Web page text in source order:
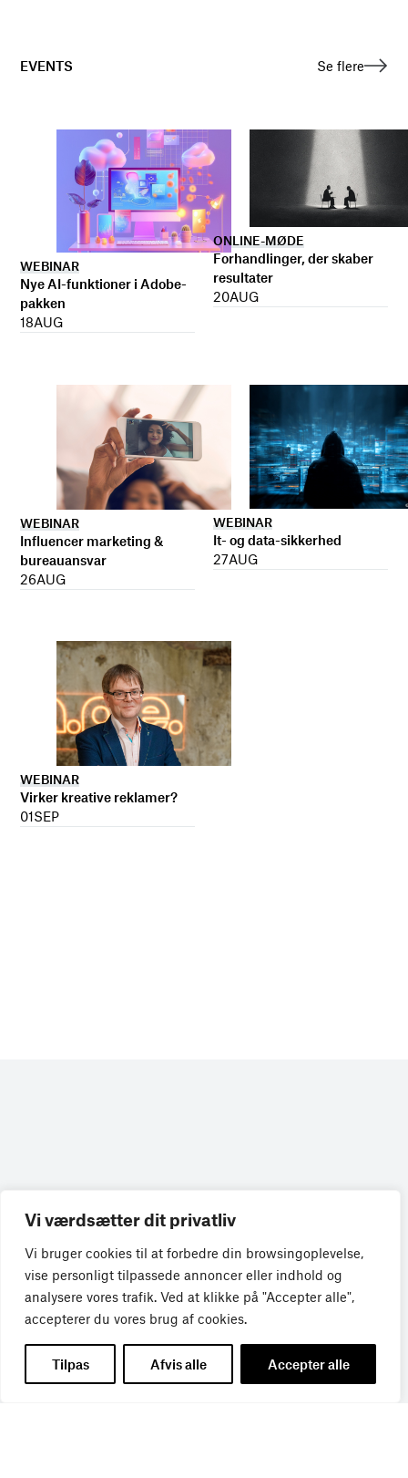
Vi værdsætter dit privatliv
Vi bruger cookies til at forbedre din browsingoplevelse,
vise personligt tilpassede annoncer eller indhold og
analysere vores trafik. Ved at klikke på "Accepter alle",
accepterer du vores brug af cookies.
Tilpas Afvis alle Accepter alle
EVENTS Se flere
WEBINAR
Nye AI-funktioner i Adobe-
pakken
18AUG
ONLINE-MØDE
Forhandlinger, der skaber
resultater
20AUG
WEBINAR
Influencer marketing &
bureauansvar
26AUG
WEBINAR
It- og data-sikkerhed
27AUG
WEBINAR
Virker kreative reklamer?
01SEP
Få de seneste nyheder direkte i din
indbakke
Tilmeld dig Bureaubiz’ brief om bureauer, reklame og
marketing, og få samtidig information om nye job, navne,
kurser, konferencer, cases med mere.